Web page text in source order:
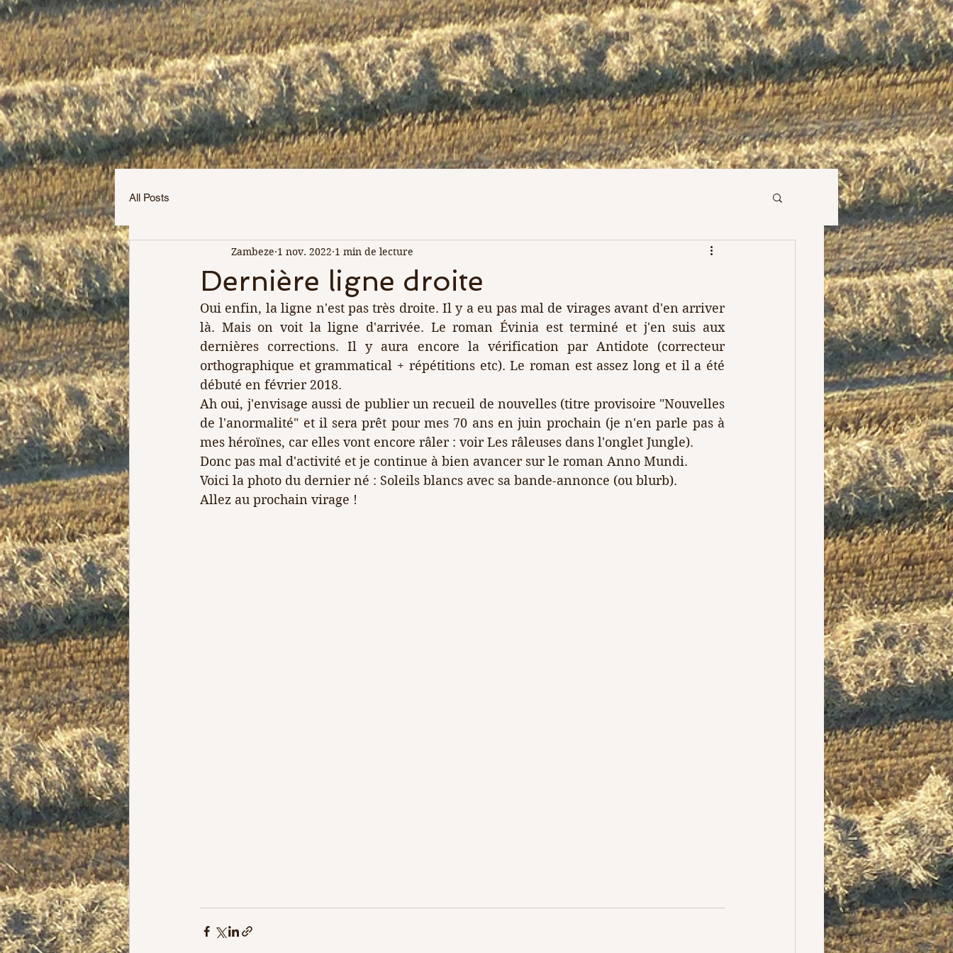
All Posts
Dernière ligne droite
Zambeze 1 nov. 2022 1 min de lecture
Oui enfin, la ligne n'est pas très droite. Il y a eu pas mal de virages avant d'en arriver
là. Mais on voit la ligne d'arrivée. Le roman Évinia est terminé et j'en suis aux
dernières corrections. Il y aura encore la vérification par Antidote (correcteur
orthographique et grammatical + répétitions etc). Le roman est assez long et il a été
débuté en février 2018.
Ah oui, j'envisage aussi de publier un recueil de nouvelles (titre provisoire "Nouvelles
de l'anormalité" et il sera prêt pour mes 70 ans en juin prochain (je n'en parle pas à
mes héroïnes, car elles vont encore râler : voir Les râleuses dans l'onglet Jungle).
Donc pas mal d'activité et je continue à bien avancer sur le roman Anno Mundi.
Voici la photo du dernier né : Soleils blancs avec sa bande-annonce (ou blurb).
Allez au prochain virage !